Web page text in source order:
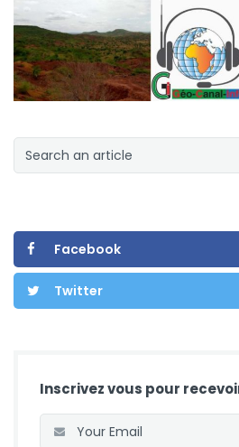
Facebook
Twitter
Inscrivez vous pour